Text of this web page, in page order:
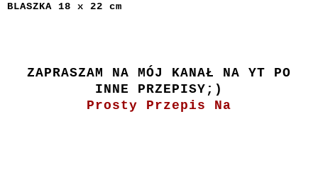
BLASZKA 18 x 22 cm
ZAPRASZAM NA MÓJ KANAŁ NA YT PO
INNE PRZEPISY;)
Prosty Przepis Na